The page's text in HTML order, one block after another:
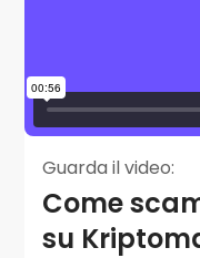
Guarda il video:
Come
su